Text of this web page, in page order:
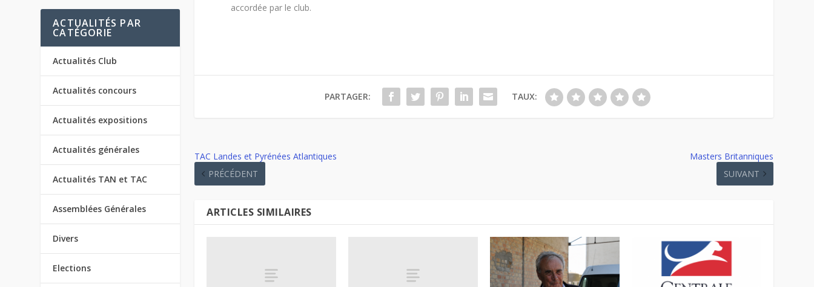
accordée par le club.
PARTAGER: TAUX:
TAC Landes et Pyrénées Atlantiques
PRÉCÉDENT
Masters Britanniques
SUIVANT
ARTICLES SIMILAIRES
ACTUALITÉS PAR
CATÉGORIE
Actualités Club
Actualités concours
Actualités expositions
Actualités générales
Actualités TAN et TAC
Assemblées Générales
Divers
Elections